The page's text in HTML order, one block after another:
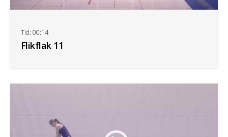
Flikflak 11
Tid: 00:14